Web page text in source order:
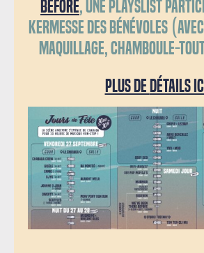
Before, une playslist
kermesse des bénévoles
maquillage, chamboule-
Plus dedétails